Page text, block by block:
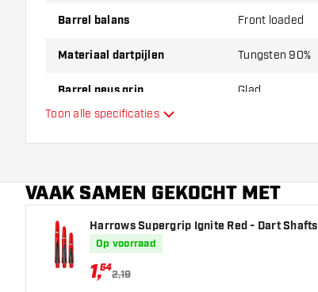
Barrel balans Front loaded
Materiaal dartpijlen Tungsten 90%
Barrel neus grip Glad
Barrel neus vorm
Barrel gripzone
Barrel vorm
Toon alle specificaties
VAAK SAMEN GEKOCHT MET
Harrows Supergrip Ignite Red - Dart Shafts
Op voorraad
1,64
2,19